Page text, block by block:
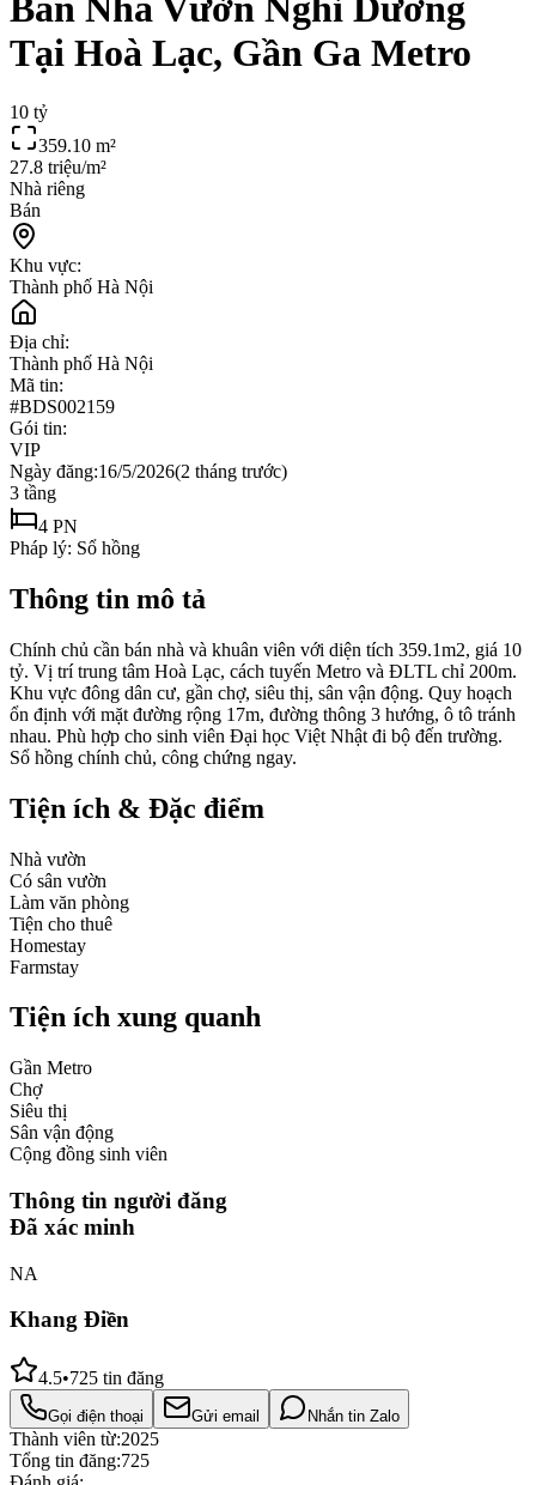
Bán Nhà Vườn Nghỉ Dưỡng
Tại Hoà Lạc, Gần Ga Metro
10 tỷ
359.10 m²
27.8 triệu/m²
Nhà riêng
Bán
Khu vực:
Thành phố Hà Nội
Địa chỉ:
Thành phố Hà Nội
Mã tin:
#BDS002159
Gói tin:
VIP
Ngày đăng:16/5/2026(2 tháng trước)
3 tầng
4 PN
Pháp lý: Sổ hồng
Thông tin mô tả
Chính chủ cần bán nhà và khuân viên với diện tích 359.1m2, giá 10
tỷ. Vị trí trung tâm Hoà Lạc, cách tuyến Metro và ĐLTL chỉ 200m.
Khu vực đông dân cư, gần chợ, siêu thị, sân vận động. Quy hoạch
ổn định với mặt đường rộng 17m, đường thông 3 hướng, ô tô tránh
nhau. Phù hợp cho sinh viên Đại học Việt Nhật đi bộ đến trường.
Sổ hồng chính chủ, công chứng ngay.
Tiện ích & Đặc điểm
Nhà vườn
Có sân vườn
Làm văn phòng
Tiện cho thuê
Homestay
Farmstay
Tiện ích xung quanh
Gần Metro
Chợ
Siêu thị
Sân vận động
Cộng đồng sinh viên
Thông tin người đăng
Đã xác minh
NA
Khang Điền
4.5•725 tin đăng
Gọi điện thoại Gửi email Nhắn tin Zalo
Thành viên từ:2025
Tổng tin đăng:725